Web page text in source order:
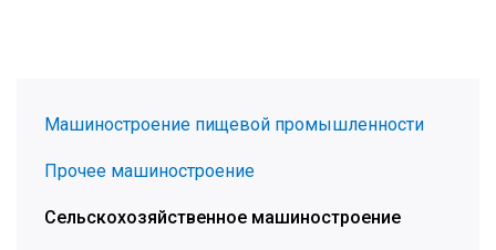
Машиностроение пищевой промышленности
Прочее машиностроение
Сельскохозяйственное машиностроение